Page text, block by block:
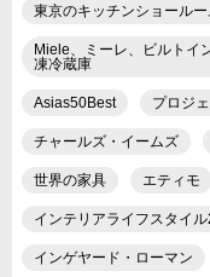
東京のキッチンショールー
Miele、ミーレ、ビルトイ
凍冷蔵庫
Asias50Best プロジ
チャールズ・イームズ
世界の家具 エティモ
インテリアライフスタイ
インゲヤード・ローマン